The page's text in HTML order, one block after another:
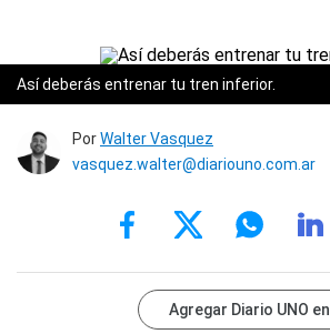
Así deberás entrenar tu tren inferior.
PorWalter Vasquez
vasquez.walter@diariouno.com.ar
Agregar Diario UNO en